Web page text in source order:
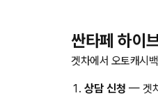
싼타페 하이
겟차에서 오토캐시
상담 신청 — 겟